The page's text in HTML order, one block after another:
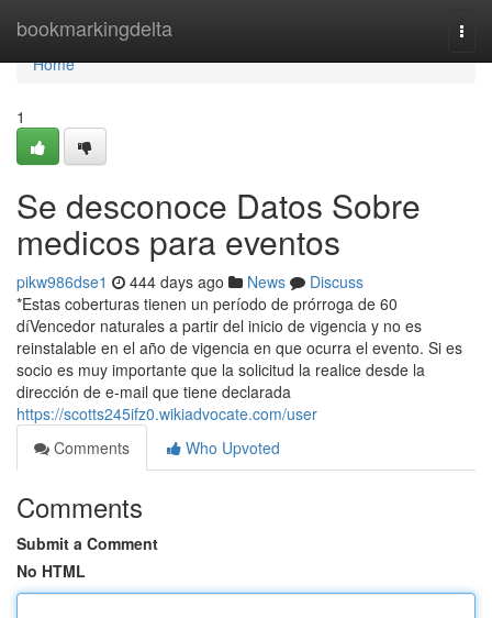
bookmarkingdelta
Home
Home
1
Se desconoce Datos Sobre
medicos para eventos
pikw986dse1 444 days ago News
Discuss
*Estas coberturas tienen un período de prórroga de 60
díVencedor naturales a partir del inicio de vigencia y no es
reinstalable en el año de vigencia en que ocurra el evento. Si es
socio es muy importante que la solicitud la realice desde la
dirección de e-mail que tiene declarada
https://scotts245ifz0.wikiadvocate.com/user
Comments
Who Upvoted
Comments
Submit a Comment
No HTML